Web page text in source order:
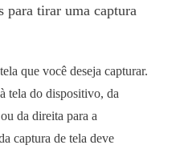
para tirar uma captura
que você deseja capturar.
tela do dispositivo, da
da direita para a
captura de tela deve